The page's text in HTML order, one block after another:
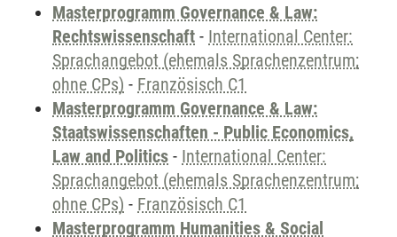
Masterprogramm Governance & Law:
Rechtswissenschaft - International Center:
Sprachangebot (ehemals Sprachenzentrum;
ohne CPs) - Französisch C1
Masterprogramm Governance & Law:
Staatswissenschaften - Public Economics,
Law and Politics - International Center:
Sprachangebot (ehemals Sprachenzentrum;
ohne CPs) - Französisch C1
Masterprogramm Humanities & Social